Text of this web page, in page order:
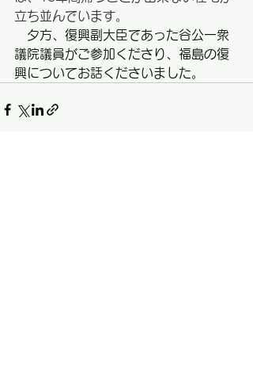
立ち並んでいます。
夕方、復興副大臣であった谷公一衆
議院議員がご参加くださり、福島の復
興についてお話くださいました。